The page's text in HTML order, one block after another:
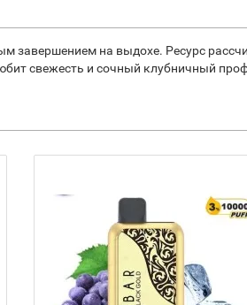
завершением на выдохе. Ресурс
свежесть и сочный клубничный